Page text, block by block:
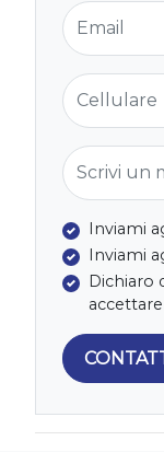
Email
Cellulare
Scrivi un
Inviami
Inviami
Dichiaro